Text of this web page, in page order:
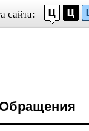
сайта:
Обращения